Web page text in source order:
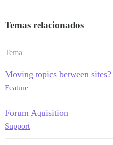
Temas relacionados
Tema
Moving topics between sites?
Feature
Forum Aquisition
Support